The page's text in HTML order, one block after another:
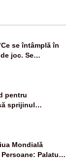
se întâmplă în
joc. Se
de prost”
pentru
sprijinul
Mondială
Palatul